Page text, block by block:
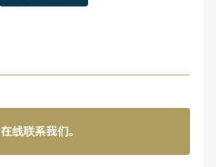
在线联系我们。